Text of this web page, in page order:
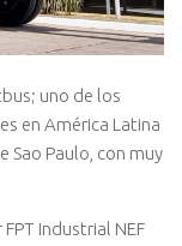
uno de los
en América Latina
Sao Paulo, con muy
Industrial NEF